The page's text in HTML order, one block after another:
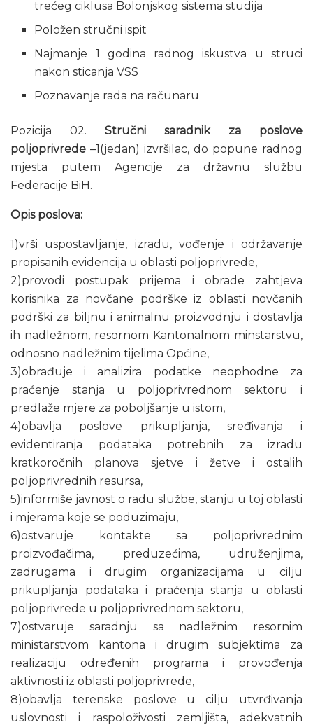
trećeg ciklusa Bolonjskog sistema studija
Položen stručni ispit
Najmanje 1 godina radnog iskustva u struci
nakon sticanja VSS
Poznavanje rada na računaru
Pozicija 02. Stručni saradnik za poslove
poljoprivrede –1(jedan) izvršilac, do popune radnog
mjesta putem Agencije za državnu službu
Federacije BiH.
Opis poslova:
1)vrši uspostavljanje, izradu, vođenje i održavanje
propisanih evidencija u oblasti poljoprivrede,
2)provodi postupak prijema i obrade zahtjeva
korisnika za novčane podrške iz oblasti novčanih
podrški za biljnu i animalnu proizvodnju i dostavlja
ih nadležnom, resornom Kantonalnom minstarstvu,
odnosno nadležnim tijelima Općine,
3)obrađuje i analizira podatke neophodne za
praćenje stanja u poljoprivrednom sektoru i
predlaže mjere za poboljšanje u istom,
4)obavlja poslove prikupljanja, sređivanja i
evidentiranja podataka potrebnih za izradu
kratkoročnih planova sjetve i žetve i ostalih
poljoprivrednih resursa,
5)informiše javnost o radu službe, stanju u toj oblasti
i mjerama koje se poduzimaju,
6)ostvaruje kontakte sa poljoprivrednim
proizvođačima, preduzećima, udruženjima,
zadrugama i drugim organizacijama u cilju
prikupljanja podataka i praćenja stanja u oblasti
poljoprivrede u poljoprivrednom sektoru,
7)ostvaruje saradnju sa nadležnim resornim
ministarstvom kantona i drugim subjektima za
realizaciju određenih programa i provođenja
aktivnosti iz oblasti poljoprivrede,
8)obavlja terenske poslove u cilju utvrđivanja
uslovnosti i raspoloživosti zemljišta, adekvatnih